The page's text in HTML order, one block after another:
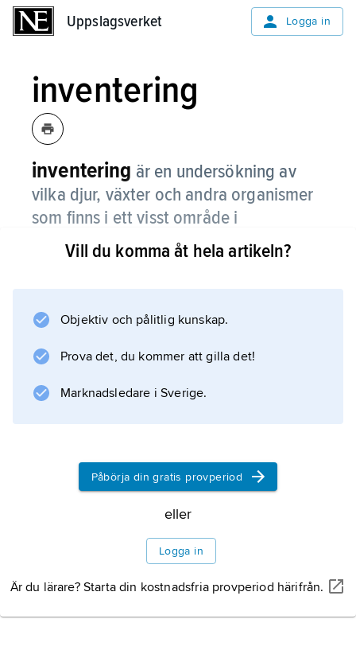
Uppslagsverket Logga in
inventering
inventering är en undersökning av
vilka djur, växter och andra organismer
som finns i ett visst område i
naturen. Man kan också inventera icke-
levande delar av naturen, till exempel
ett visst område.
Biologer gör inventeringar inom forskning, till
exempel för att undersöka hur många
blåvalar
det finns djur eller växter i området som
måste skyddas kan vägbygget eller
bostadsbygget stoppas. Många privatpersoner
Kvalitativ eller
kvantitativ inventering
Vill du komma åt hela artikeln?
Objektiv och pålitlig kunskap.
Prova det, du kommer att gilla det!
Marknadsledare i Sverige.
Påbörja din gratis provperiod
eller
Logga in
Är du lärare? Starta din kostnadsfria provperiod härifrån.